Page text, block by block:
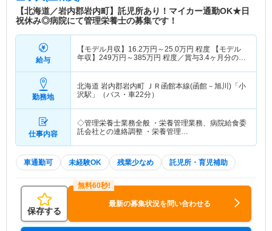
【北海道／岩内郡岩内町】託児所あり！マイカー通勤OK★日
祝休み◎病院にて管理栄養士の募集です！
給与
【モデル月収】 16.2万円～25.0万円 程度 【モデル
年収】 249万円～385万円 程度／賞与3.4ヶ月分の場
勤務地
北海道 岩内郡岩内町 ＪＲ函館本線(函館－旭川)「小
沢駅」（バス・車22分）
仕事内容
◇管理栄養士業務全般 ・栄養管理業務、病院給食委
託会社との連絡調整 ・栄養管理…
車通勤可 未経験OK 残業少なめ 託児所・育児補助
保存する
最新の募集状況を問い合わせる